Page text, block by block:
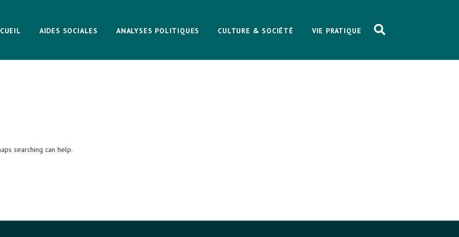
AIDES SOCIALES ANALYSES POLITIQUES CULTURE & SOCIÉTÉ VIE PRATIQUE
searching can help.